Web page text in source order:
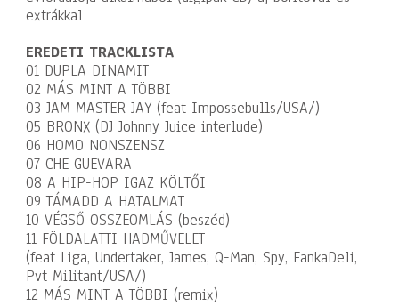
extrákkal
EREDETI TRACKLISTA
01 DUPLA DINAMIT
02 MÁS MINT A TÖBBI
03 JAM MASTER JAY (feat Impossebulls/USA/)
05 BRONX (DJ Johnny Juice interlude)
06 HOMO NONSZENSZ
07 CHE GUEVARA
08 A HIP-HOP IGAZ KÖLTŐI
09 TÁMADD A HATALMAT
10 VÉGSŐ ÖSSZEOMLÁS (beszéd)
11 FÖLDALATTI HADMŰVELET
(feat Liga, Undertaker, James, Q-Man, Spy, FankaDeli,
Pvt Militant/USA/)
12 MÁS MINT A TÖBBI (remix)